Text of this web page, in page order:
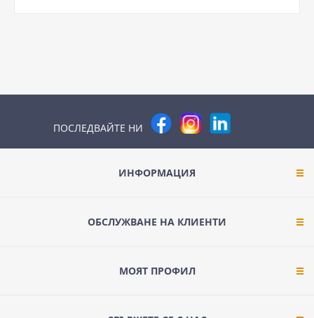
ПОСЛЕДВАЙТЕ НИ
ИНФОРМАЦИЯ
ОБСЛУЖВАНЕ НА КЛИЕНТИ
МОЯТ ПРОФИЛ